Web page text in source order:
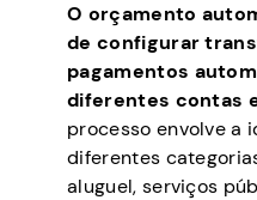
O orçamento
de configurar
pagamentos
diferentes contas
processo envolve a
diferentes
aluguel, serviços